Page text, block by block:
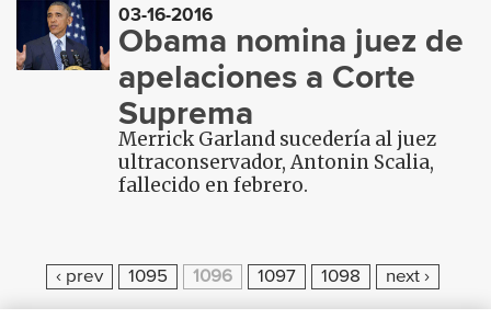
03-16-2016
Obama nomina juez de
apelaciones a Corte
Suprema
Merrick Garland sucedería al juez
ultraconservador, Antonin Scalia,
fallecido en febrero.
A
‹ prev 1095 1096 1097 1098 next ›